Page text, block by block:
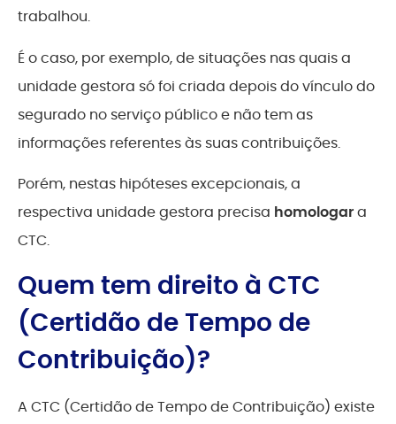
trabalhou.
É o caso, por exemplo, de situações nas quais a
unidade gestora só foi criada depois do vínculo do
segurado no serviço público e não tem as
informações referentes às suas contribuições.
Porém, nestas hipóteses excepcionais, a
respectiva unidade gestora precisa homologara
CTC.
Quem tem direito à CTC
(Certidão de Tempo de
Contribuição)?
A CTC (Certidão de Tempo de Contribuição) existe